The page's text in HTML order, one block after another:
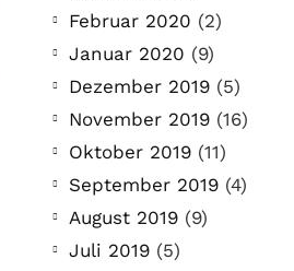
Februar 2020 (2)
Januar 2020 (9)
Dezember 2019 (5)
November 2019 (16)
Oktober 2019 (11)
September 2019 (4)
August 2019 (9)
Juli 2019 (5)